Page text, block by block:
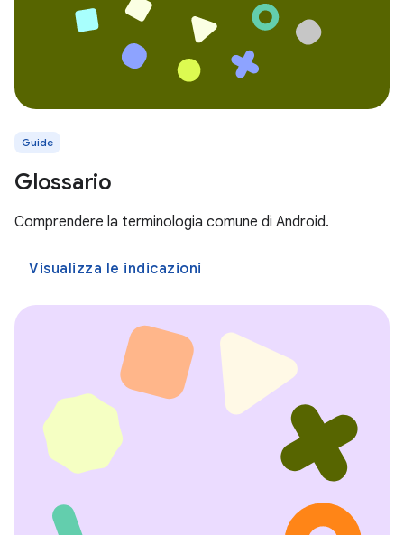
Guide
Glossario
Comprendere la terminologia comune di Android.
Visualizza le indicazioni